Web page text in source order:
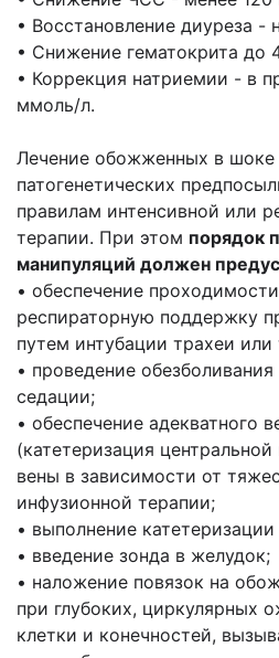
• Восстановление диуреза -
• Снижение гематокрита до
• Коррекция натриемии - в
ммоль/л.
Лечение обожженных в шоке
патогенетических
правилам интенсивной или
терапии. При этом порядок
манипуляций должен
• обеспечение
респираторную поддержку
путем интубации трахеи
• проведение
седации;
• обеспечение адекватного
(катетеризация
вены в зависимости от
инфузионной терапии;
• выполнение
• введение зонда в желудок;
• наложение повязок на
при глубоких, циркулярных
клетки и конечностей,